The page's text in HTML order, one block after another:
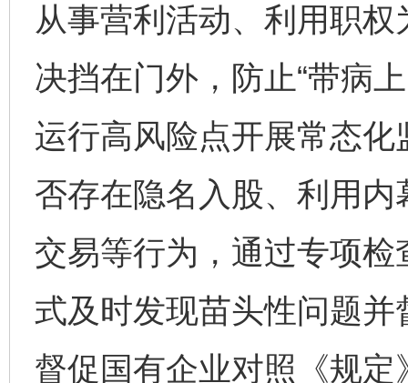
从事营利活动、利用职
决挡在门外，防止“带病
运行高风险点开展常态
否存在隐名入股、利用
交易等行为，通过专项
式及时发现苗头性问题
督促国有企业对照《规